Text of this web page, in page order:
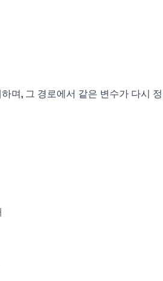
며, 그 경로에서 같은 변수가 다시